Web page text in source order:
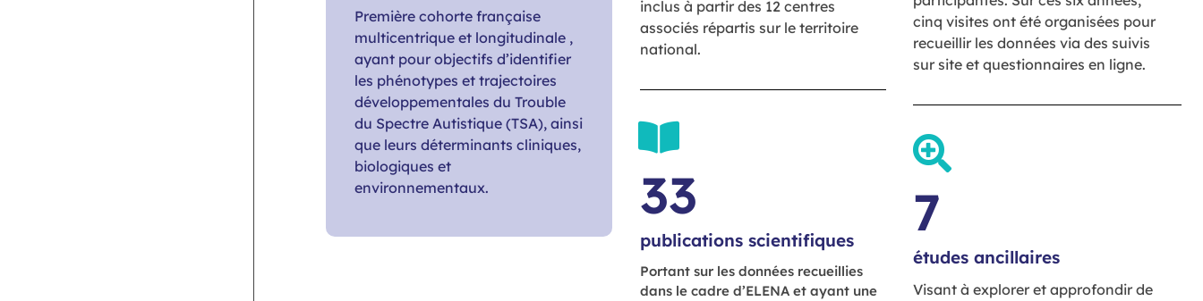
Première cohorte française
multicentrique et longitudinale ,
ayant pour objectifs d’identifier
les phénotypes et trajectoires
développementales du Trouble
du Spectre Autistique (TSA), ainsi
que leurs déterminants cliniques,
biologiques et
environnementaux.
inclus à partir des 12 centres
associés répartis sur le territoire
national.
publications scientifiques
33
Portant sur les données recueillies
dans le cadre d’ELENA et ayant une
cinq visites ont été organisées pour
recueillir les données via des suivis
sur site et questionnaires en ligne.
études ancillaires
7
Visant à explorer et approfondir de